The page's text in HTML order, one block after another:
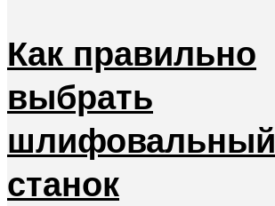
Как правильно
выбрать
шлифовальный
станок